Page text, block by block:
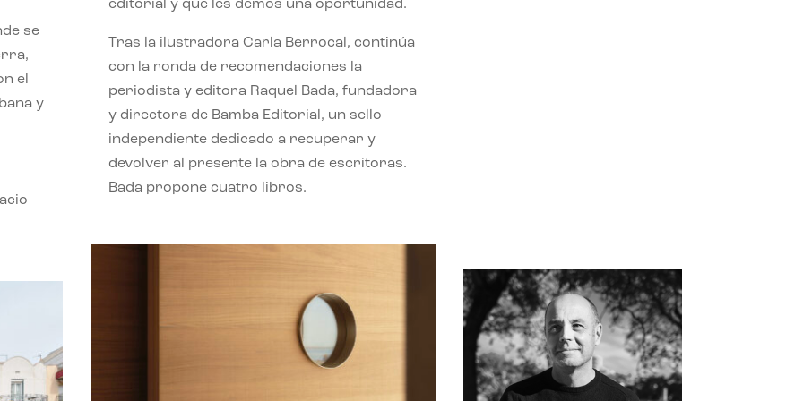
se
el
y
editorial y que les demos una oportunidad.
Tras la ilustradora Carla Berrocal, continúa
con la ronda de recomendaciones la
periodista y editora Raquel Bada, fundadora
y directora de Bamba Editorial, un sello
independiente dedicado a recuperar y
devolver al presente la obra de escritoras.
Bada propone cuatro libros.